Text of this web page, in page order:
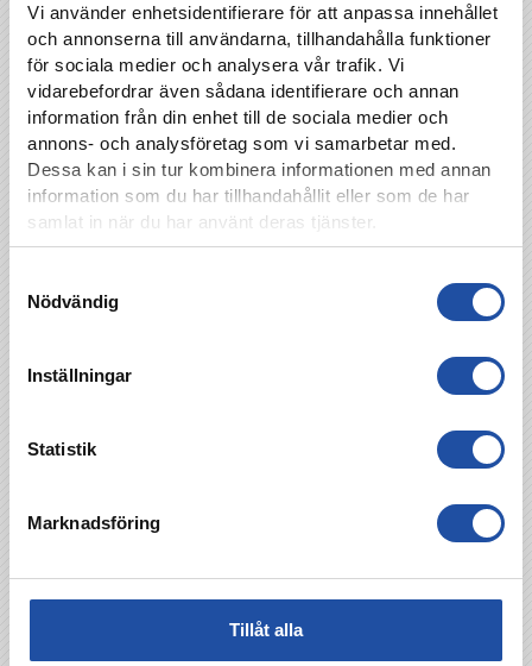
Vi använder enhetsidentifierare för att anpassa innehållet
och annonserna till användarna, tillhandahålla funktioner
för sociala medier och analysera vår trafik. Vi
vidarebefordrar även sådana identifierare och annan
information från din enhet till de sociala medier och
annons- och analysföretag som vi samarbetar med.
Dessa kan i sin tur kombinera informationen med annan
information som du har tillhandahållit eller som de har
samlat in när du har använt deras tjänster.
Nödvändig
Inställningar
Statistik
Marknadsföring
Tillåt alla
Svenska Kyrkan
Söderbach Industri & Byggsmide
Söderberg & Partners
Söderstaden
Team Projektpartner
Telia Cygate
Till-IT i Östergötland AB
Åby Isoleringar